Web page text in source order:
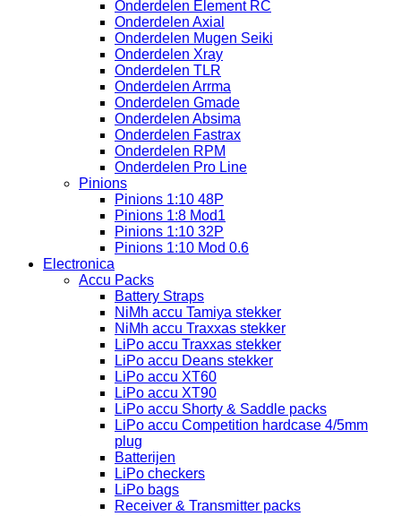
Onderdelen Element RC
Onderdelen Axial
Onderdelen Mugen Seiki
Onderdelen Xray
Onderdelen TLR
Onderdelen Arrma
Onderdelen Gmade
Onderdelen Absima
Onderdelen Fastrax
Onderdelen RPM
Onderdelen Pro Line
Pinions
Pinions 1:10 48P
Pinions 1:8 Mod1
Pinions 1:10 32P
Pinions 1:10 Mod 0.6
Electronica
Accu Packs
Battery Straps
NiMh accu Tamiya stekker
NiMh accu Traxxas stekker
LiPo accu Traxxas stekker
LiPo accu Deans stekker
LiPo accu XT60
LiPo accu XT90
LiPo accu Shorty & Saddle packs
LiPo accu Competition hardcase 4/5mm
plug
Batterijen
LiPo checkers
LiPo bags
Receiver & Transmitter packs